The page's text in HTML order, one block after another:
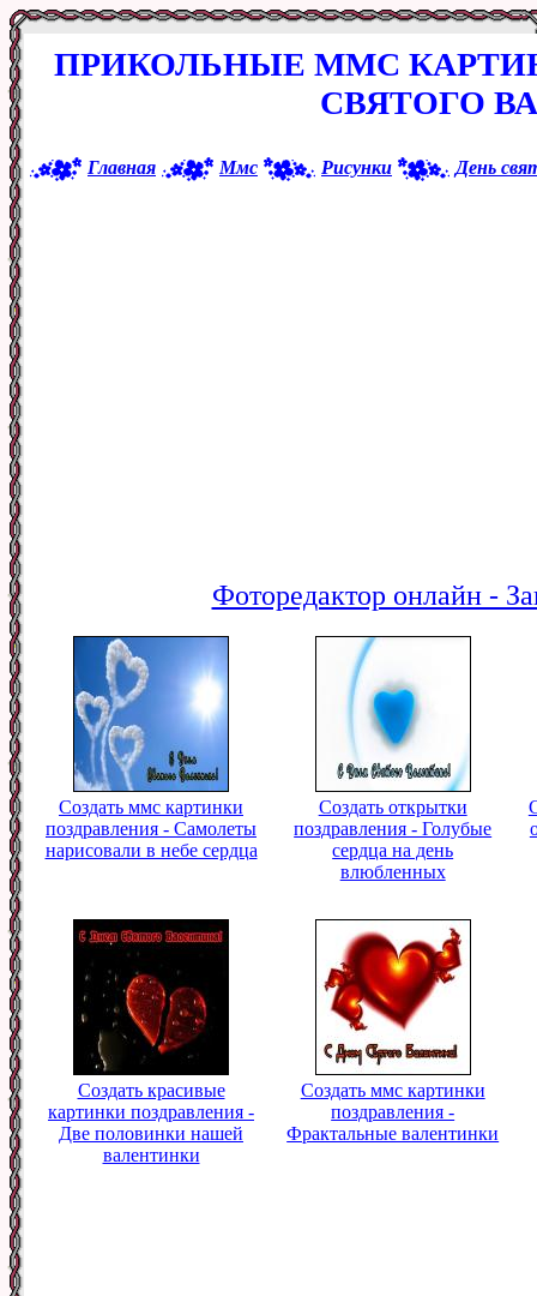
ПРИКОЛЬНЫЕ ММС
СВЯТОГО
Главная Ммс Рисунки День
Фоторедактор онлайн -
Создать ммс картинки
поздравления - Самолеты
нарисовали в небе сердца
Создать открытки
поздравления - Голубые
сердца на день
влюбленных
Создать красивые
картинки поздравления -
Две половинки нашей
валентинки
Создать ммс картинки
поздравления -
Фрактальные валентинки